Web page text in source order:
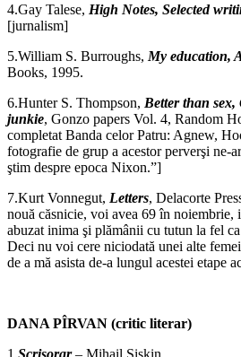
4.Gay Talese, High Notes, Selected
[jurnalism]
5.William S. Burroughs, My education,
Books, 1995.
6.Hunter S. Thompson, Better than
junkie, Gonzo papers Vol. 4, Random
completat Banda celor Patru: Agnew,
fotografie de grup a acestor perverşi ne-
ştim despre epoca Nixon.”]
7.Kurt Vonnegut, Letters, Delacorte
nouă căsnicie, voi avea 69 în noiembrie,
abuzat inima şi plămânii cu tutun la fel
Deci nu voi cere niciodată unei alte
de a mă asista de-a lungul acestei etape
DANA PÎRVAN (critic literar)
1.Scrisorar– Mihail Siskin